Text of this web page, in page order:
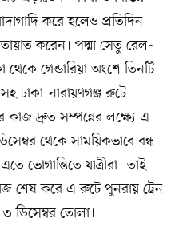
করে হলেও প্রতিদিন
করেন। পদ্মা সেতু রেল-
গেন্ডারিয়া অংশে তিনটি
ঢাকা-নারায়ণগঞ্জ রুটে
কাজ দ্রুত সম্পন্নের লক্ষ্যে এ
থেকে সাময়িকভাবে বন্ধ
ভোগান্তিতে যাত্রীরা। তাই
শেষ করে এ রুটে পুনরায় ট্রেন
তোলা।